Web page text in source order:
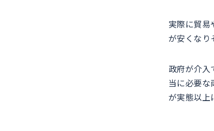
実際に貿易
が安くなり
政府が介入
当に必要な
が実態以上